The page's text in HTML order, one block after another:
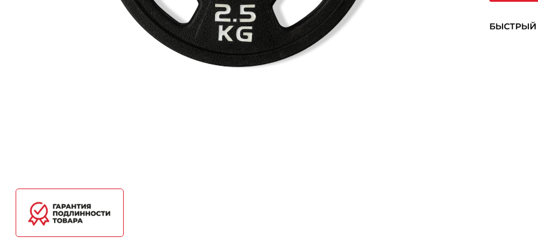
БЫСТРЫЙ